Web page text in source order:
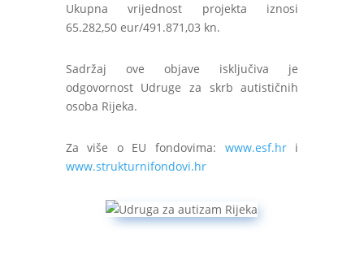
Ukupna vrijednost projekta iznosi
65.282,50 eur/491.871,03 kn.
Sadržaj ove objave isključiva je
odgovornost Udruge za skrb autističnih
osoba Rijeka.
Za više o EU fondovima: www.esf.hri
www.strukturnifondovi.hr